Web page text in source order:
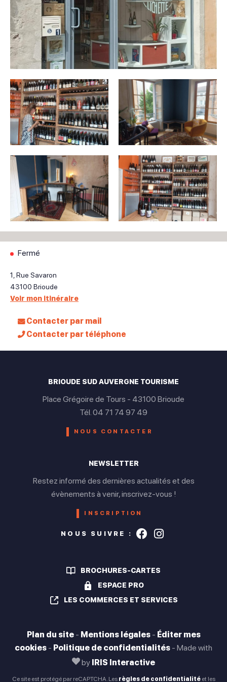
Fermé
1, Rue Savaron
43100 Brioude
Voir mon itinéraire
Contacter par mail
Contacter par téléphone
BRIOUDE SUD AUVERGNE TOURISME
Place Grégoire de Tours - 43100 Brioude
Tél. 04 71 74 97 49
NOUS CONTACTER
NEWSLETTER
Restez informé des dernières actualités et des
évènements à venir, inscrivez-vous !
INSCRIPTION
NOUS SUIVRE : Suivez-nous
Suivez-
BROCHURES-CARTES
ESPACE PRO
LES COMMERCES ET SERVICES
Plan du site - Mentions légales - Éditer mes
cookies - Politique de confidentialités - Made with
by IRIS Interactive
Ce site est protégé par reCAPTCHA. Les règles de confidentialitéet les